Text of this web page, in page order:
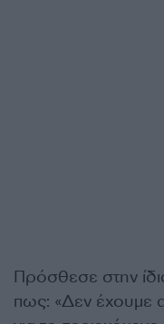
Πρόσθεσε στην
πως: «Δεν έχουμε